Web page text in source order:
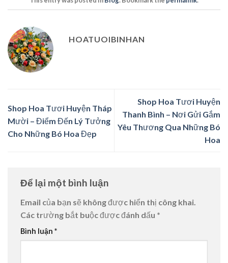
HOATUOIBINHAN
Shop Hoa Tươi Huyện Tháp
Mười – Điểm Đến Lý Tưởng
Cho Những Bó Hoa Đẹp
Shop Hoa Tươi Huyện
Thanh Bình – Nơi Gửi Gắm
Yêu Thương Qua Những Bó
Hoa
Để lại một bình luận
Email của bạn sẽ không được hiển thị công khai.
Các trường bắt buộc được đánh dấu *
Bình luận *